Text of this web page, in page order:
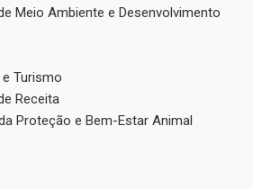
Meio Ambiente e Desenvolvimento
Turismo
Receita
Proteção e Bem-Estar Animal